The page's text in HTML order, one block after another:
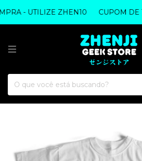
- UTILIZE ZHEN10 CUPOM DE